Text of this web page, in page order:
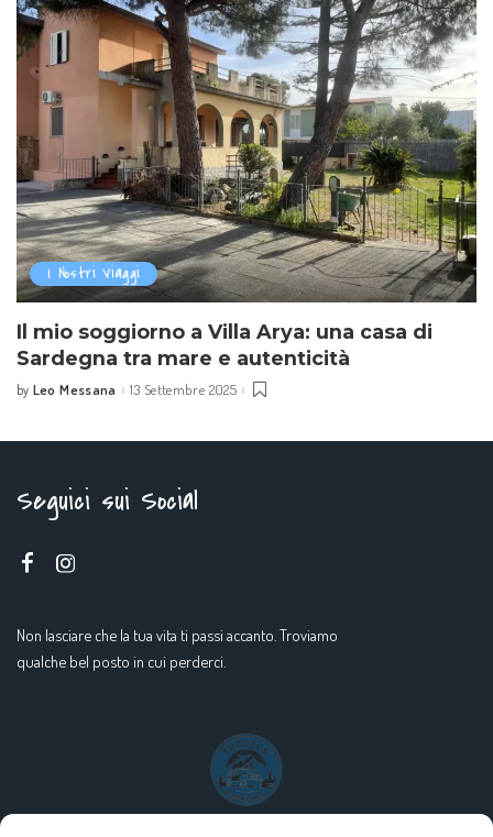
I Nostri Viaggi
Il mio soggiorno a Villa Arya: una casa di
Sardegna tra mare e autenticità
by Leo Messana 13 Settembre 2025
Seguici sui Social
Non lasciare che la tua vita ti passi accanto. Troviamo
qualche bel posto in cui perderci.